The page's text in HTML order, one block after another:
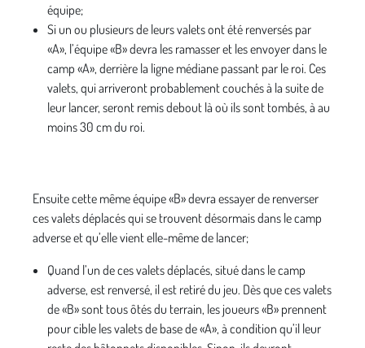
équipe;
Si un ou plusieurs de leurs valets ont été renversés par
«A», l’équipe «B» devra les ramasser et les envoyer dans le
camp «A», derrière la ligne médiane passant par le roi. Ces
valets, qui arriveront probablement couchés à la suite de
leur lancer, seront remis debout là où ils sont tombés, à au
moins 30 cm du roi.
Ensuite cette même équipe «B» devra essayer de renverser
ces valets déplacés qui se trouvent désormais dans le camp
adverse et qu’elle vient elle-même de lancer;
Quand l’un de ces valets déplacés, situé dans le camp
adverse, est renversé, il est retiré du jeu. Dès que ces valets
de «B» sont tous ôtés du terrain, les joueurs «B» prennent
pour cible les valets de base de «A», à condition qu’il leur